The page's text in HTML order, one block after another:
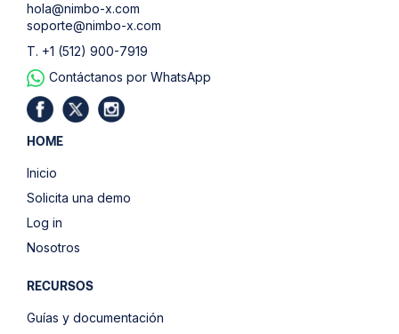
hola@nimbo-x.com
soporte@nimbo-x.com
T. +1 (512) 900-7919
Contáctanos por WhatsApp
HOME
Inicio
Solicita una demo
Log in
Nosotros
RECURSOS
Guías y documentación